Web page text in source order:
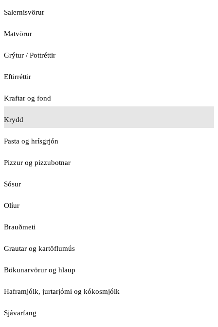
Salernisvörur
Matvörur
Grýtur / Pottréttir
Eftirréttir
Kraftar og fond
Krydd
Pasta og hrísgrjón
Pizzur og pizzubotnar
Sósur
Olíur
Brauðmeti
Grautar og kartöflumús
Bökunarvörur og hlaup
Haframjólk, jurtarjómi og kókosmjólk
Sjávarfang